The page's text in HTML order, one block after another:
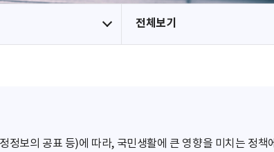
전체보기
정보의 공표 등)에 따라, 국민생활에 큰 영향을 미치는 정